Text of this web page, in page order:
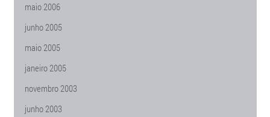
maio 2006
junho 2005
maio 2005
janeiro 2005
novembro 2003
junho 2003